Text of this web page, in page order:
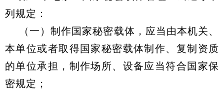
列规定：
（一）制作国家秘密载体，应当由本机关、
本单位或者取得国家秘密载体制作、复制资质
的单位承担，制作场所、设备应当符合国家保
密规定；